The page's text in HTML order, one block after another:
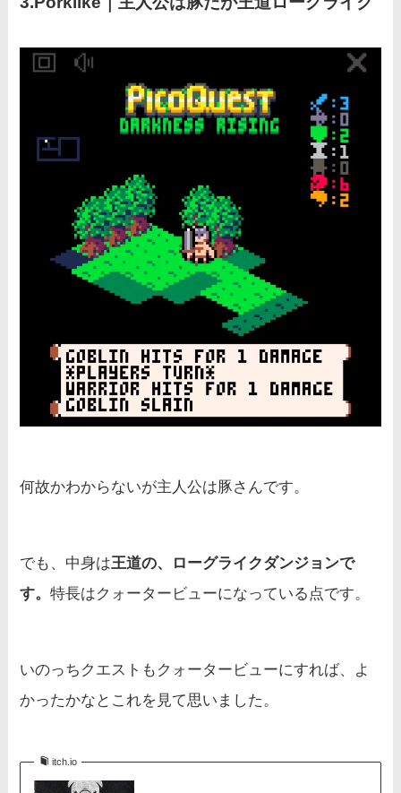
何故かわからないが主人公は豚さんです。
でも、中身は王道の、ローグライクダンジョンで
す。特長はクォータービューになっている点です。
いのっちクエストもクォータービューにすれば、よ
かったかなとこれを見て思いました。
itch.io